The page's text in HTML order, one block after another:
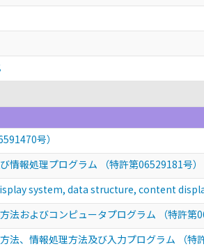
号）
情報処理プログラム （特許第06529181号）
system, data structure, content
法およびコンピュータプログラム （特許第
法、情報処理方法及び入力プログラム （特